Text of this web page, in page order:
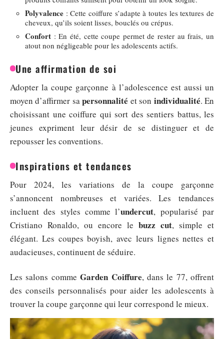
Polyvalence : Cette coiffure s’adapte à toutes les textures de
cheveux, qu’ils soient lisses, bouclés ou crépus.
Confort : En été, cette coupe permet de rester au frais, un
atout non négligeable pour les adolescents actifs.
Une affirmation de soi
Adopter la coupe garçonne à l’adolescence est aussi un
moyen d’affirmer sapersonnalité et son individualité. En
choisissant une coiffure qui sort des sentiers battus, les
jeunes expriment leur désir de se distinguer et de
repousser les conventions.
Inspirations et tendances
Pour 2024, les variations de la coupe garçonne
s’annoncent nombreuses et variées. Les tendances
incluent des styles comme l’undercut, popularisé par
Cristiano Ronaldo, ou encore le buzz cut, simple et
élégant. Les coupes boyish, avec leurs lignes nettes et
audacieuses, continuent de séduire.
Les salons commeGarden Coiffure, dans le 77, offrent
des conseils personnalisés pour aider les adolescents à
trouver la coupe garçonne qui leur correspond le mieux.